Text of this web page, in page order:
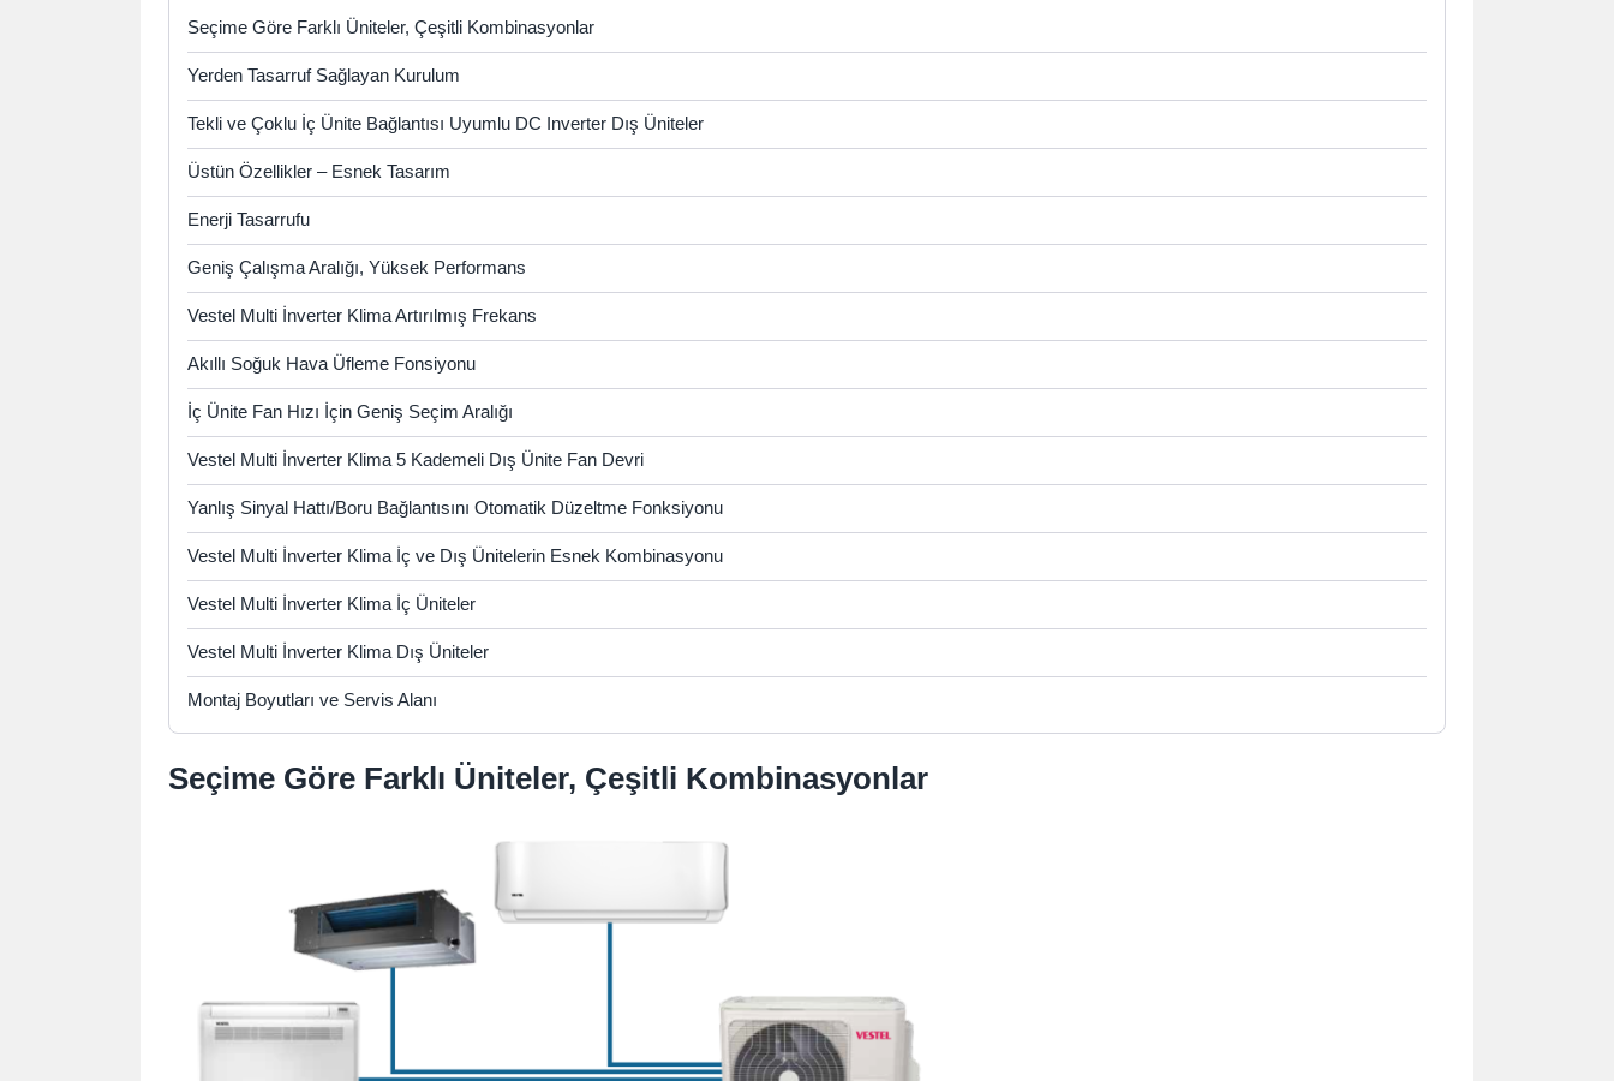
Seçime Göre Farklı Üniteler, Çeşitli Kombinasyonlar
Yerden Tasarruf Sağlayan Kurulum
Tekli ve Çoklu İç Ünite Bağlantısı Uyumlu DC Inverter Dış Üniteler
Üstün Özellikler – Esnek Tasarım
Enerji Tasarrufu
Geniş Çalışma Aralığı, Yüksek Performans
Vestel Multi İnverter Klima Artırılmış Frekans
Akıllı Soğuk Hava Üfleme Fonsiyonu
İç Ünite Fan Hızı İçin Geniş Seçim Aralığı
Vestel Multi İnverter Klima 5 Kademeli Dış Ünite Fan Devri
Yanlış Sinyal Hattı/Boru Bağlantısını Otomatik Düzeltme Fonksiyonu
Vestel Multi İnverter Klima İç ve Dış Ünitelerin Esnek Kombinasyonu
Vestel Multi İnverter Klima İç Üniteler
Vestel Multi İnverter Klima Dış Üniteler
Montaj Boyutları ve Servis Alanı
Seçime Göre Farklı Üniteler, Çeşitli Kombinasyonlar